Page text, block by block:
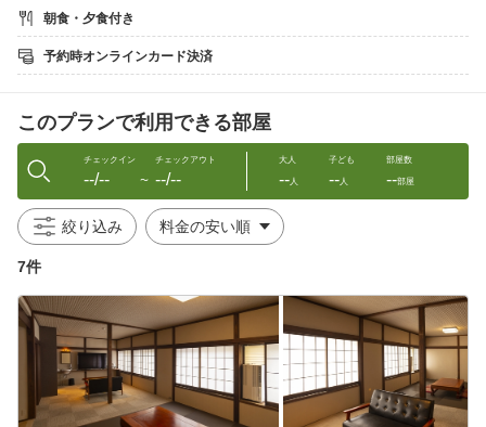
チェックイン時に相談の上決定します。
＜ご朝食＞
「和食御膳」をご用意いたします。
ご夕食、ご朝食ともに館内の茜家食堂にご用意します。
＜貸切風呂：草津万代鉱源泉＞
3ヶ所あり空いていればいつでもその場でご利用いただけます。
（無料です。予約制ではありません）
脱衣場には洗面、お風呂には洗い場（シャワー）もございます。
＜駐車場情報＞
す。ご
宿泊日のチェックイン前やチェックアウト後も無料でご利用いた
だけます。
せっかくの旅行の機会ですので、旅の拠点にしてみてはいかがで
しょうか？
＜送迎情報＞
朝食・夕食付き
予約時オンラインカード決済
このプランで利用できる部屋
チェックイン
--/-- 〜
チェックアウト
--/--
大人
--人
子ども
--人
部屋数
--部屋
絞り込み
7件